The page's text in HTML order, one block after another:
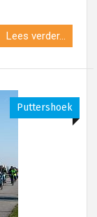
Lees verder...
Puttershoek